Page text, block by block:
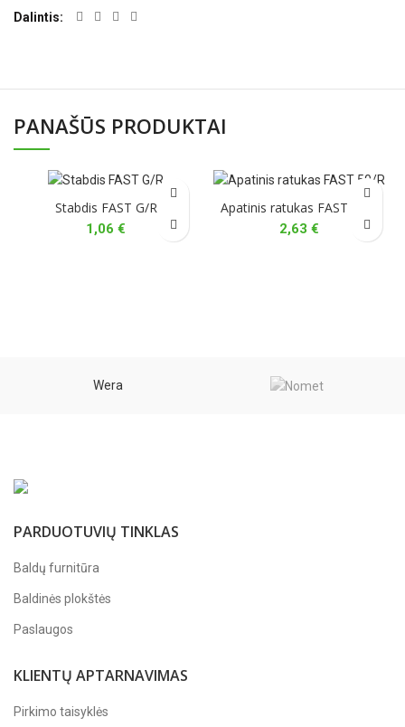
Dalintis
PANAŠŪS PRODUKTAI
Stabdis FAST G/R
1,06 €
Apatinis ratukas FAST 50/R
2,63 €
Wera
PARDUOTUVIŲ TINKLAS
Baldų furnitūra
Baldinės plokštės
Paslaugos
KLIENTŲ APTARNAVIMAS
Pirkimo taisyklės